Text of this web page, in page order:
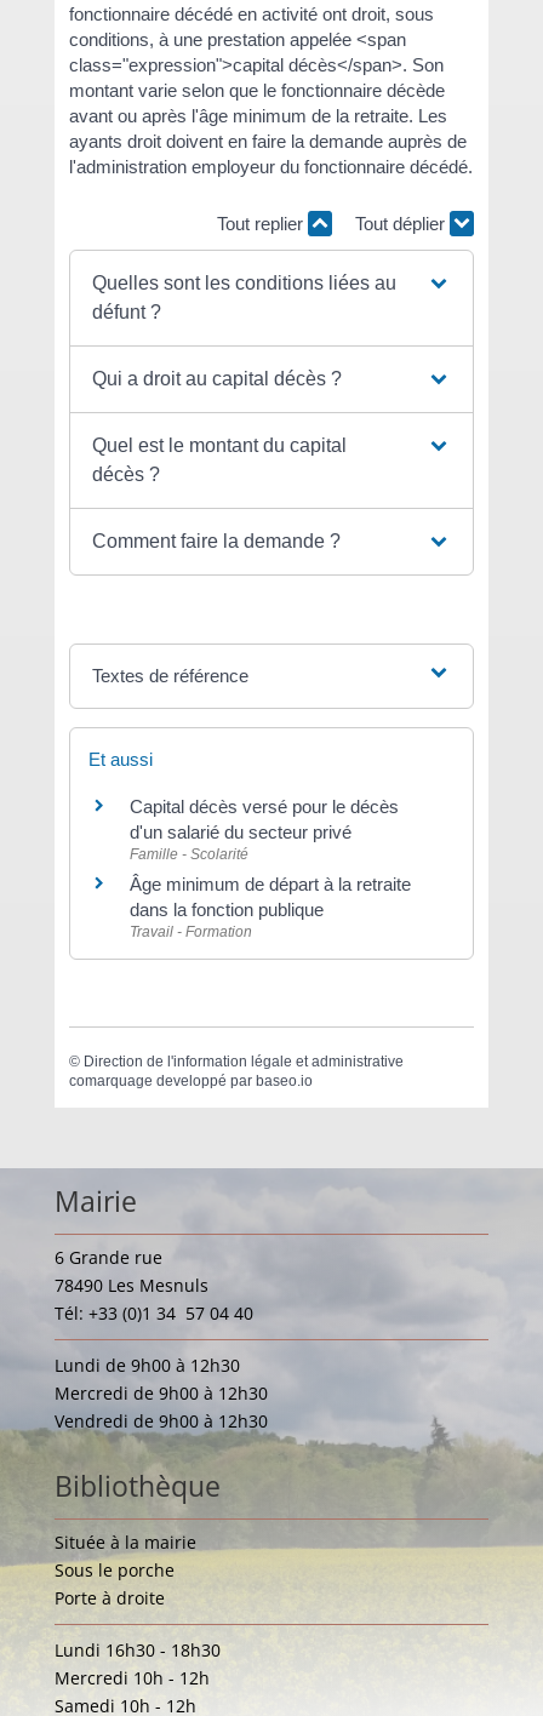
fonctionnaire décédé en activité ont droit, sous
conditions, à une prestation appelée <span
class="expression">capital décès</span>. Son
montant varie selon que le fonctionnaire décède
avant ou après l'âge minimum de la retraite. Les
ayants droit doivent en faire la demande auprès de
l'administration employeur du fonctionnaire décédé.
Tout replier Tout déplier
Quelles sont les conditions liées au
défunt ?
Qui a droit au capital décès ?
Quel est le montant du capital
décès ?
Comment faire la demande ?
Textes de référence
Et aussi
Capital décès versé pour le décès
d'un salarié du secteur privé
Famille - Scolarité
Âge minimum de départ à la retraite
dans la fonction publique
Travail - Formation
© Direction de l'information légale et administrative
comarquage developpé par baseo.io
Mairie
6 Grande rue
78490 Les Mesnuls
Tél: +33 (0)1 34 57 04 40
Lundi de 9h00 à 12h30
Mercredi de 9h00 à 12h30
Vendredi de 9h00 à 12h30
Bibliothèque
Située à la mairie
Sous le porche
Porte à droite
Lundi 16h30 - 18h30
Mercredi 10h - 12h
Samedi 10h - 12h